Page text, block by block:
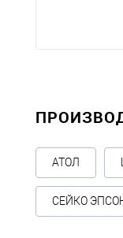
АТОЛ
СЕЙКО